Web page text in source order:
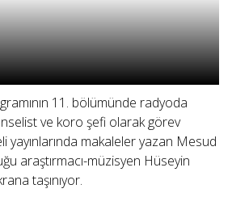
11. bölümünde radyoda
ve koro şefi olarak görev
yayınlarında makaleler yazan Mesud
araştırmacı-müzisyen Hüseyin
taşınıyor.